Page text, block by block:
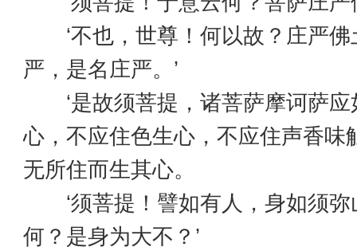
‘不也，世尊！何以故？庄严佛
严，是名庄严。’
‘是故须菩提，诸菩萨摩诃萨应
心，不应住色生心，不应住声香味
无所住而生其心。
‘须菩提！譬如有人，身如须弥
何？是身为大不？’